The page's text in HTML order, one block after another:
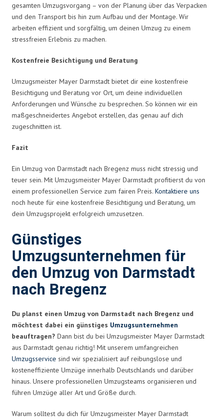
gesamten Umzugsvorgang – von der Planung über das Verpacken
und den Transport bis hin zum Aufbau und der Montage. Wir
arbeiten effizient und sorgfältig, um deinen Umzug zu einem
stressfreien Erlebnis zu machen.
Kostenfreie Besichtigung und Beratung
Umzugsmeister Mayer Darmstadt bietet dir eine kostenfreie
Besichtigung und Beratung vor Ort, um deine individuellen
Anforderungen und Wünsche zu besprechen. So können wir ein
maßgeschneidertes Angebot erstellen, das genau auf dich
zugeschnitten ist.
Fazit
Ein Umzug von Darmstadt nach Bregenz muss nicht stressig und
teuer sein. Mit Umzugsmeister Mayer Darmstadt profitierst du von
einem professionellen Service zum fairen Preis. Kontaktiere uns
noch heute für eine kostenfreie Besichtigung und Beratung, um
dein Umzugsprojekt erfolgreich umzusetzen.
Günstiges
Umzugsunternehmen für
den Umzug von Darmstadt
nach Bregenz
Du planst einen Umzug von Darmstadt nach Bregenz und
möchtest dabei ein günstiges Umzugsunternehmen
beauftragen? Dann bist du bei Umzugsmeister Mayer Darmstadt
aus Darmstadt genau richtig! Mit unserem umfangreichen
Umzugsservice sind wir spezialisiert auf reibungslose und
kosteneffiziente Umzüge innerhalb Deutschlands und darüber
hinaus. Unsere professionellen Umzugsteams organisieren und
führen Umzüge aller Art und Größe durch.
Warum solltest du dich für Umzugsmeister Mayer Darmstadt